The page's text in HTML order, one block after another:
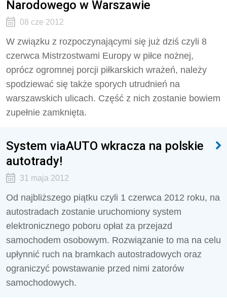
Narodowego w Warszawie
08 cze 2012
W związku z rozpoczynającymi się już dziś czyli 8
czerwca Mistrzostwami Europy w piłce nożnej,
oprócz ogromnej porcji piłkarskich wrażeń, należy
spodziewać się także sporych utrudnień na
warszawskich ulicach. Część z nich zostanie bowiem
zupełnie zamknięta.
System viaAUTO wkracza na polskie
autotrady!
31 maja 2012
Od najbliższego piątku czyli 1 czerwca 2012 roku, na
autostradach zostanie uruchomiony system
elektronicznego poboru opłat za przejazd
samochodem osobowym. Rozwiązanie to ma na celu
upłynnić ruch na bramkach autostradowych oraz
ograniczyć powstawanie przed nimi zatorów
samochodowych.